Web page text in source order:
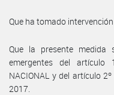
Que ha tomado
Que la presente
emergentes del artículo
NACIONAL y del artículo
2017.